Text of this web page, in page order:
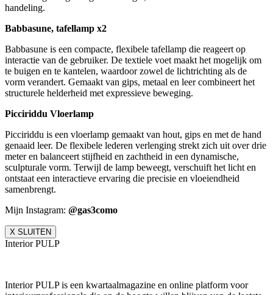
handeling.
Babbasune, tafellamp x2
Babbasune is een compacte, flexibele tafellamp die reageert op
interactie van de gebruiker. De textiele voet maakt het mogelijk om
te buigen en te kantelen, waardoor zowel de licht­richting als de
vorm verandert. Gemaakt van gips, metaal en leer combineert het
structurele helderheid met expressieve beweging.
Picciriddu Vloerlamp
Picciriddu is een vloerlamp gemaakt van hout, gips en met de hand
genaaid leer. De flexibele lederen verlenging strekt zich uit over drie
meter en balanceert stijfheid en zachtheid in een dynamische,
sculpturale vorm. Terwijl de lamp beweegt, verschuift het licht en
ontstaat een interactieve ervaring die precisie en vloeiendheid
samenbrengt.
Mijn Instagram: @gas3como
X SLUITEN
Interior PULP
Interior PULP is een kwartaalmagazine en online platform voor